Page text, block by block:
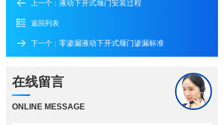
上一个： 液动下开式堰门安装过程
返回列表
下一个： 零渗漏液动下开式堰门渗漏标准
在线留言
ONLINE MESSAGE